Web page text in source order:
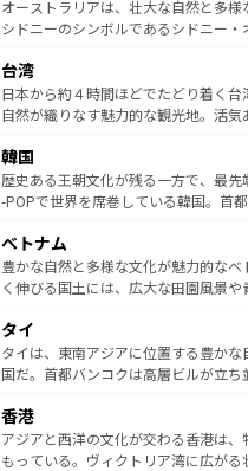
文化が魅力。旅行者はアメリカの各地
しみながら、その多様性と豊かな歴史
ならではの贅沢な旅のスタイルだ。 なお、新着のアメリカ
情報はコンテンツ一覧を参照してほし
島だが、静かな自然を求めるならマウ
おすすめ。エメラルドグリーンに輝く
れるおもてなしの心で訪れる人々を迎
人々、おいしいローカルフードやハワ
ク、伝統的なフラダンスなど、すべて
ワイを、存分に味わってほしい。 なお、新着のハワイ情報
はコンテンツ一覧を参照してほしい。
オーストラリアは、壮大な自然と多様
シドニーのシンボルであるシドニー・
リアリーフや大陸中央部にそびえるウ
ク）、タスマニアの美しい原生林やケ
ど、見どころがたくさん。また、カフ
いる。アクティビティも充実しており
ビング、ハイキングなど、アウトドア
い。オーストラリアの多彩な魅力を存
参照してほしい。
台湾
日本から約４時間ほどでたどり着く台
自然が織りなす魅力的な観光地。活気
ン）、静ひつな山岳地帯である台湾東
と山間の静けさが共存しており、訪れ
驚きをもたらしてくれる。また、奥深
容にもいいと評判のスイーツなど、バ
が味わえる。 なお、新着の台湾情報は
照してほしい。
韓国
歴史ある王朝文化が残る一方で、最
-POPで世界を席巻している韓国。首
き、地方に足を延ばせば四季折々の自
できる。そして、キムチや焼肉、絶品
まで、さまざまな韓国料理が待ってい
リティに包まれながら、韓国の多彩な
わってみてほしい。 なお、新着
覧を参照してほしい。
ベトナム
豊かな自然と多様な文化が魅力的な
く伸びる国土には、広大な田園風景や
急速な発展と共に伝統が息づく。ハノ
ーチミン市のフランス統治時代の建物
醸し出している。また、バラエティの
とつ。フォーやバインミー、ベトナム
ひ現地で味わいたい。どの地域を訪れ
が旅行者を迎えてくれるので、きっと
タイ
タイは、東南アジアに位置する豊かな
国だ。首都バンコクは高層ビルが立ち
の活気が交差している。北部ではチェ
帯で自然と触れ合い、南部ではプーケ
いビーチでリゾート気分を楽しむこと
香港
アジアと西洋の文化が交わる香港は、
もっている。ヴィクトリア湾に広がる